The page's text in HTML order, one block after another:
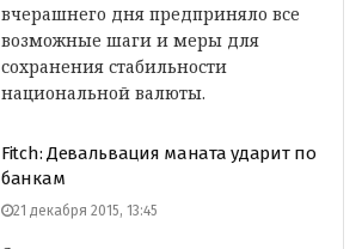
вчерашнего дня предприняло все
возможные шаги и меры для
сохранения стабильности
национальной валюты.
Fitch: Девальвация маната ударит по
банкам
21 декабря 2015, 13:45